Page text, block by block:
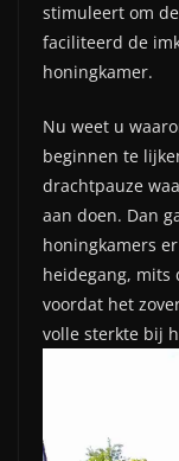
stimuleert om
faciliteerd de
honingkamer.
Nu weet u
beginnen te
drachtpauze
aan doen. Dan
honingkamers
heidegang, mits
voordat het
volle sterkte bij